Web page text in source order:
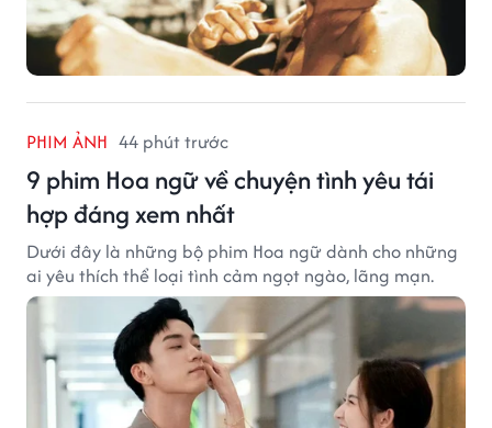
PHIM ẢNH 44 phút trước
9 phim Hoa ngữ về chuyện tình yêu tái
hợp đáng xem nhất
Dưới đây là những bộ phim Hoa ngữ dành cho những
ai yêu thích thể loại tình cảm ngọt ngào, lãng mạn.